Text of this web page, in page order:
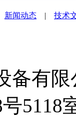
新闻动态 | 技术
备有限